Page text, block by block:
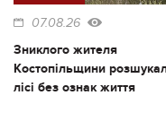
07.08.26
Зниклого жителя
Костопільщини
лісі без ознак життя